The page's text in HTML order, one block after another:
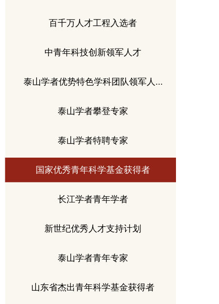
百千万人才工程入选者
中青年科技创新领军人才
泰山学者优势特色学科团队领军人...
泰山学者攀登专家
泰山学者特聘专家
国家优秀青年科学基金获得者
长江学者青年学者
新世纪优秀人才支持计划
泰山学者青年专家
山东省杰出青年科学基金获得者